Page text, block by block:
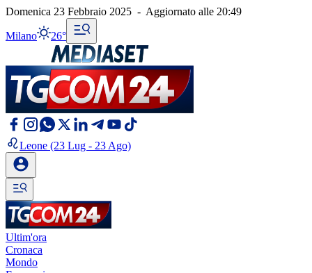
Domenica 23 Febbraio 2025 - Aggiornato alle 20:49
Milano 26°
Leone (23 Lug - 23 Ago)
Ultim'ora
Cronaca
Mondo